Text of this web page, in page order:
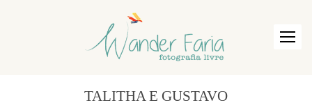
TALITHA E GUSTAVO